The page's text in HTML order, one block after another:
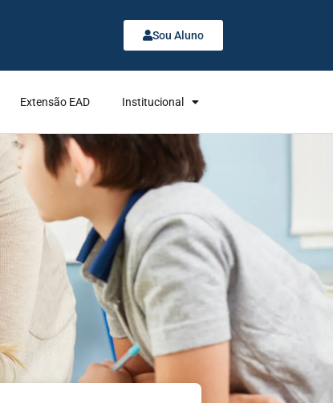
Sou Aluno
Extensão EAD Institucional